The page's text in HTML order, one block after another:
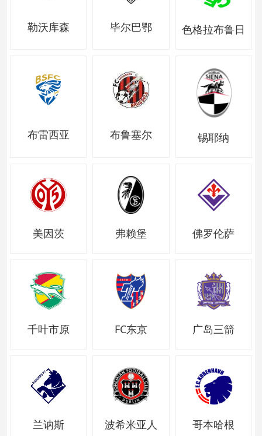
勒沃库森 毕尔巴鄂 色格拉布鲁日
布雷西亚 布鲁塞尔 锡耶纳
美因茨 弗赖堡 佛罗伦萨
千叶市原 FC东京 广岛三箭
兰讷斯 波希米亚人 哥本哈根